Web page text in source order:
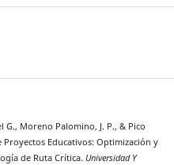
Moreno Palomino, J. P., & Pico
Proyectos Educativos: Optimización y
de Ruta Crítica. Universidad Y